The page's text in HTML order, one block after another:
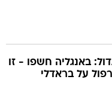
באנגליה חשפו - זו
על בראדלי